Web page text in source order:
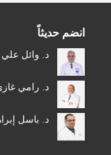
انضم حديثاً
د. وائل علي
د. رامي
د. باسل